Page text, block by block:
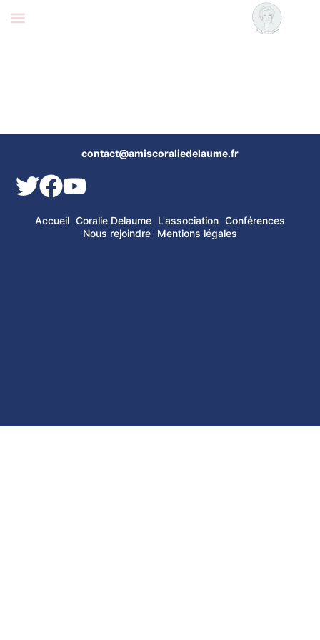
contact@amiscoraliedelaume.fr
Accueil Coralie Delaume L'association Conférences
Nous rejoindre Mentions légales